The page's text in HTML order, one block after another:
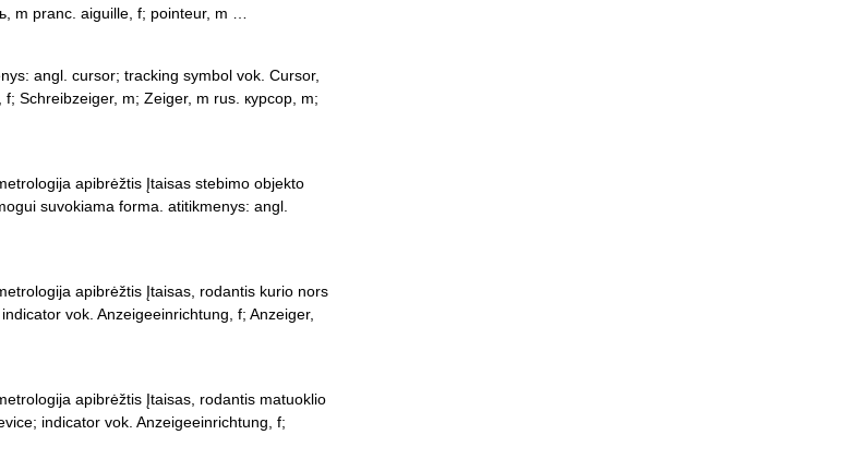
m pranc. aiguille, f; pointeur, m …
angl. cursor; tracking symbol vok. Cursor,
Schreibzeiger, m; Zeiger, m rus. курсор, m;
apibrėžtis Įtaisas stebimo objekto
suvokiama forma. atitikmenys: angl.
apibrėžtis Įtaisas, rodantis kurio nors
vok. Anzeigeeinrichtung, f; Anzeiger,
apibrėžtis Įtaisas, rodantis matuoklio
indicator vok. Anzeigeeinrichtung, f;